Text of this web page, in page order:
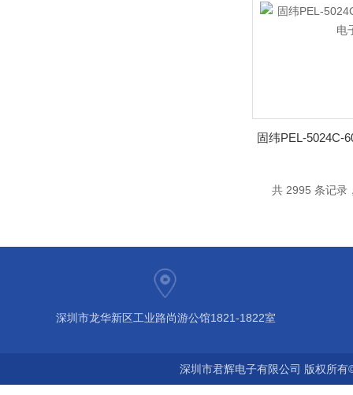
共 2995 条记
深圳市龙华新区工业路尚游公馆1821-1822室
深圳市君辉电子有限公司 版权所